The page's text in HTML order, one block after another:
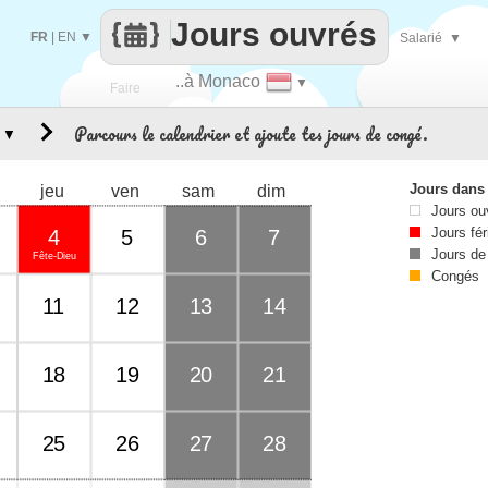
Faire ..à Monaco ▼
Jours ouvrés
FR EN ▼ Salarié ▼
Parcours le calendrier et ajoute tes jours de congé.
jeu ven sam dim
Fête-Dieu
4 5 6 7
11 12 13 14
18 19 20 21
25 26 27 28
▼
Jours
Jours
Jours
Jours
Congés